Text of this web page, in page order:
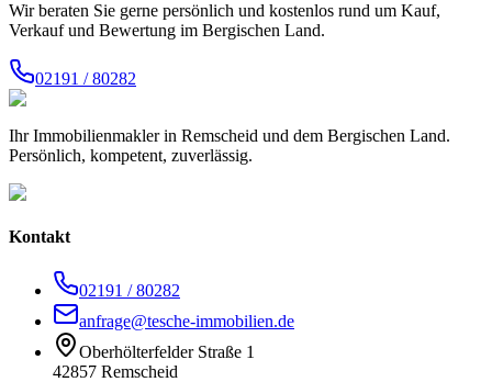
Wir beraten Sie gerne persönlich und kostenlos rund um Kauf,
Verkauf und Bewertung im Bergischen Land.
02191 / 80282
Ihr Immobilienmakler in Remscheid und dem Bergischen Land.
Persönlich, kompetent, zuverlässig.
Kontakt
02191 / 80282
anfrage@tesche-immobilien.de
Oberhölterfelder Straße 1
42857 Remscheid